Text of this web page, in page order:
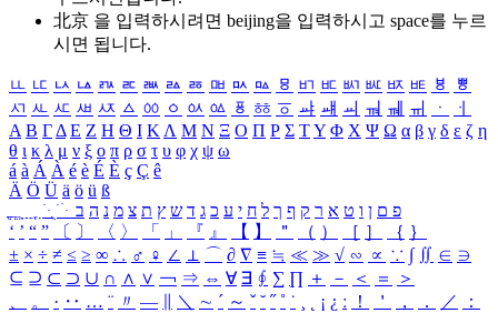
北京 을 입력하시려면 beijing을 입력하시고 space를 누르
시면 됩니다.
ㅥ ㅦ ㅧ ㅨ ㅩ ㅪ ㅫ ㅬ ㅭ ㅮ ㅯ ㅰ ㅱ ㅲ ㅳ ㅴ ㅵ ㅶ ㅷ ㅸ
ㅹ
ㅺ ㅻ ㅼ ㅽ ㅾ ㅿ ㆀ ㆁ ㆂ ㆃ ㆄ ㆅ ㆆ ㆇ ㆈ ㆉ ㆊ ㆋ ㆌ ㆍ
ㆎ
Α Β ΓΔ Ε Ζ Η Θ Ι ΚΛ Μ Ν Ξ Ο Π Ρ Σ ΤΥ Φ Χ Ψ Ω α β γ δ ε ζ η
θ ι κ λ μ ν ξ ο π ρ σ τ υ φ χ ψ ω
á à Á À é è É È ç Ç ê
Ä Ö Ü ä ö ü ß
ִֶֹ ֻּ ׁׂ פ ם ן ו ט א ר ק ף ך ל ח י ע כ ג ד ש ץ ת צ מ נ ה ב
‘ ’ “ ” 〔 〕 〈 〉 「 」 『 』 【 】 ＂ （ ） ［ ］ ｛ ｝
± × ÷ ≠ ≤ ≥ ∞ ∴ ♂ ♀ ∠ ⊥ ⌒ ∂ ∇ ≡ ≒ ≪ ≫ √ ∽ ∝ ∵ ∫ ∬ ∈ ∋
⊆ ⊇ ⊂ ⊃ ∪ ∩ ∧ ∨ ￢ ⇒ ⇔ ∀ ∃ ∮ ∑ ∏ ＋ － ＜ ＝
＞
、
。 · ‥ … ¨ 〃 ― ＼ ∼ ´ ～ ˇ ˘ ˝ ˚ ˙ ¸ ¡ ¿ ː ！ ＇ ， ． ／
：